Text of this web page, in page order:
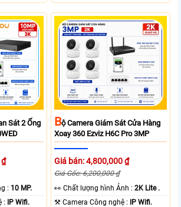
Sát 2 Ống
₫
: 10 MP.
🕉️ Sử dụng công nghệ : IP Wifi.
BỘ Camera Giám Sát Cửa Hàng
Xoay 360 Ezviz H6C Pro 3MP
Giá bán: 4,800,000 ₫
Giá Gốc: 6,200,000 ₫
️👀 Chất lượng hình Ảnh :2K Lite .
⚒ Camera Công nghệ : IP Wifi.